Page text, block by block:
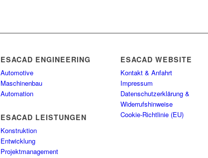
ESACAD ENGINEERING
Automotive
Maschinenbau
Automation
ESACAD LEISTUNGEN
Konstruktion
Entwicklung
Projektmanagement
ESACAD WEBSITE
Kontakt & Anfahrt
Impressum
Datenschutz­erklärung &
Widerrufs­hinweise
Cookie-Richtlinie (EU)